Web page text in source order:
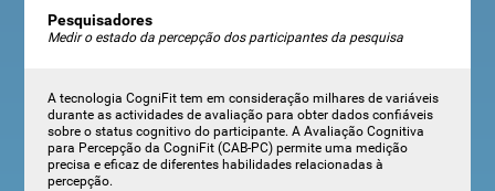
Pesquisadores
Medir o estado da percepção dos participantes da pesquisa
A tecnologia CogniFit tem em consideração milhares de variáveis ​​
durante as actividades de avaliação para obter dados confiáveis ​​
sobre o status cognitivo do participante. A Avaliação Cognitiva
para Percepção da CogniFit (CAB-PC) permite uma medição
precisa e eficaz de diferentes habilidades relacionadas à
percepção.